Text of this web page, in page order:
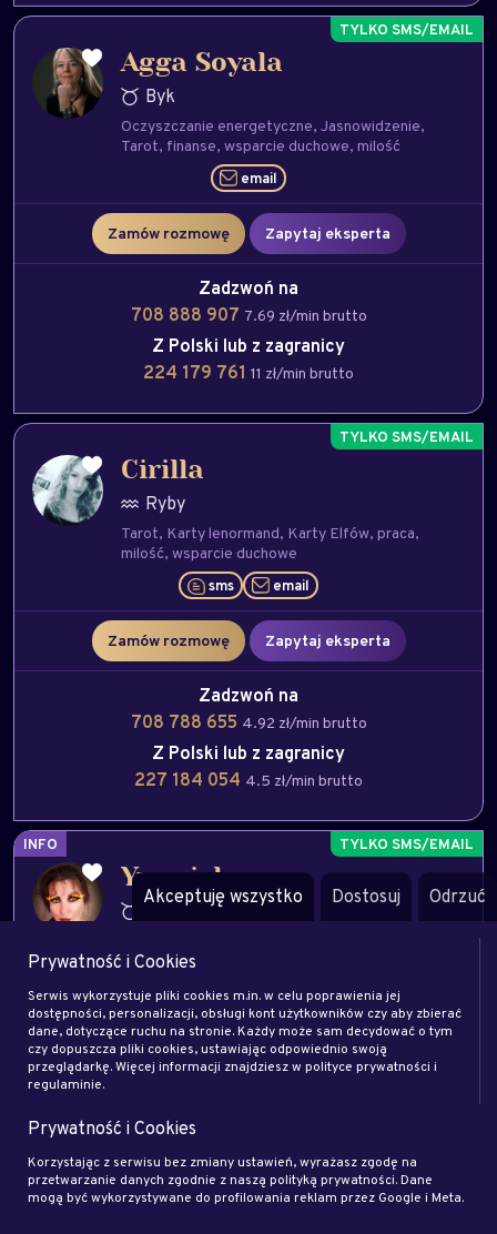
Agga Soyala
Byk
Oczyszczanie energetyczne Jasnowidzenie
Tarot finanse wsparcie duchowe milość
email
Zamów rozmowę Zapytaj eksperta
Zadzwoń na
708 888 907 7.69 zł/min brutto
Z Polski lub z zagranicy
224 179 761 11 zł/min brutto
Cirilla
Ryby
Tarot Karty lenormand Karty Elfów praca
milość wsparcie duchowe
sms email
Zamów rozmowę Zapytaj eksperta
Zadzwoń na
708 788 655 4.92 zł/min brutto
Z Polski lub z zagranicy
227 184 054 4.5 zł/min brutto
INFO
Yworiel
finanse
email
Zamów rozmowę Zapytaj eksperta
708 708 141
Z Polski lub z zagranicy
224 179 1314.99 zł/min brutto
Akceptuję wszystko Dostosuj Odrzuć
Prywatność i Cookies
Serwis wykorzystuje pliki cookies m.in. w celu poprawienia jej
dostępności, personalizacji, obsługi kont użytkowników czy aby zbierać
dane, dotyczące ruchu na stronie. Każdy może sam decydować o tym
czy dopuszcza pliki cookies, ustawiając odpowiednio swoją
przeglądarkę. Więcej informacji znajdziesz w polityce prywatności i
regulaminie.
Prywatność i Cookies
Korzystając z serwisu bez zmiany ustawień, wyrażasz zgodę na
przetwarzanie danych zgodnie z naszą polityką prywatności. Dane
mogą być wykorzystywane do profilowania reklam przez Google i Meta.